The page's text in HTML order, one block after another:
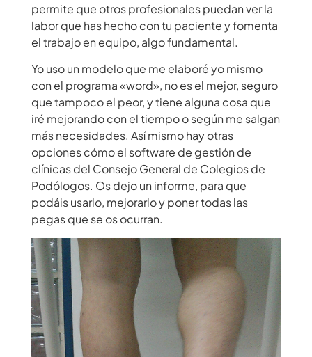
permite que otros profesionales puedan ver la
labor que has hecho con tu paciente y fomenta
el trabajo en equipo, algo fundamental.
Yo uso un modelo que me elaboré yo mismo
con el programa «word», no es el mejor, seguro
que tampoco el peor, y tiene alguna cosa que
iré mejorando con el tiempo o según me salgan
más necesidades. Así mismo hay otras
opciones cómo el software de gestión de
clínicas del Consejo General de Colegios de
Podólogos. Os dejo un informe, para que
podáis usarlo, mejorarlo y poner todas las
pegas que se os ocurran.